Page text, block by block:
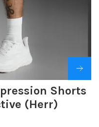
Shorts
(Herr)